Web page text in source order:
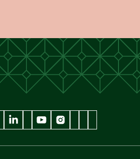
Jan Cunen
Museum Jan Cunen
wikipedia Museum Jan Cunen
linkedin Museum Jan Cunen
googleplus Museum Jan Cunen
youtube Museum Jan Cunen
instagram Museum